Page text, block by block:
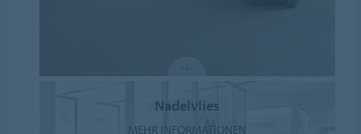
Nadelvlies
MEHR INFORMATIONEN